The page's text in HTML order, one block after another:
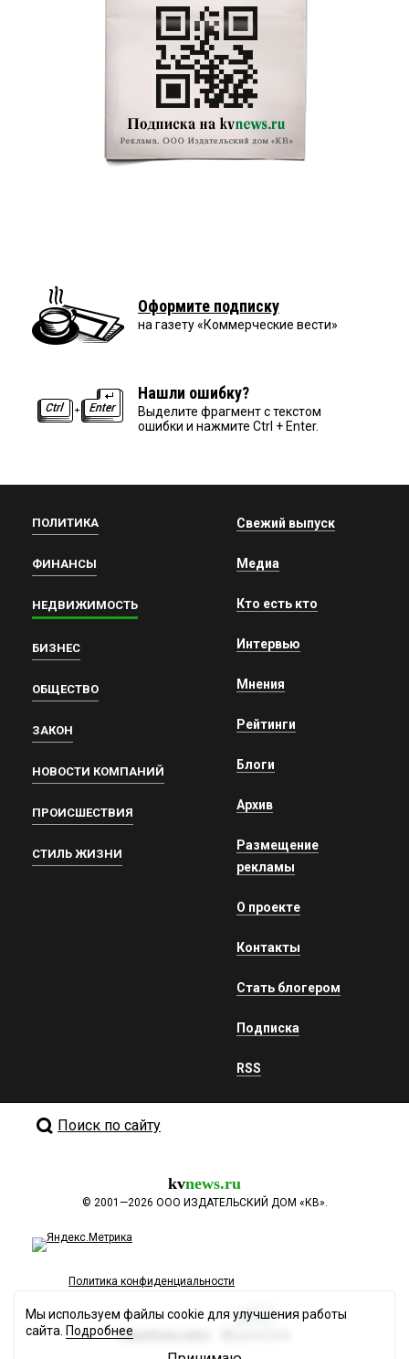
Оформите подписку
на газету «Коммерческие вести»
Нашли ошибку?
Выделите фрагмент с текстом
ошибки и нажмите Ctrl + Enter.
ПОЛИТИКА
ФИНАНСЫ
НЕДВИЖИМОСТЬ
БИЗНЕС
ОБЩЕСТВО
ЗАКОН
НОВОСТИ КОМПАНИЙ
ПРОИСШЕСТВИЯ
СТИЛЬ ЖИЗНИ
Свежий выпуск
Медиа
Кто есть кто
Интервью
Мнения
Рейтинги
Блоги
Архив
Размещение
рекламы
О проекте
Контакты
Стать блогером
Подписка
RSS
Поиск по сайту
kvnews.ru
© 2001—2026 ООО ИЗДАТЕЛЬСКИЙ ДОМ «КВ».
Политика конфиденциальности
Разработка сайта
Мы используем файлы cookie для улучшения работы
сайта. Подробнее